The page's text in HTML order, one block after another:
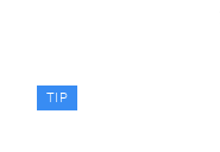
TIP